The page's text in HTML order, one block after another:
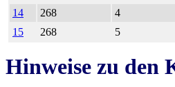
14
268 4
15
268 5
Hinweise zu den